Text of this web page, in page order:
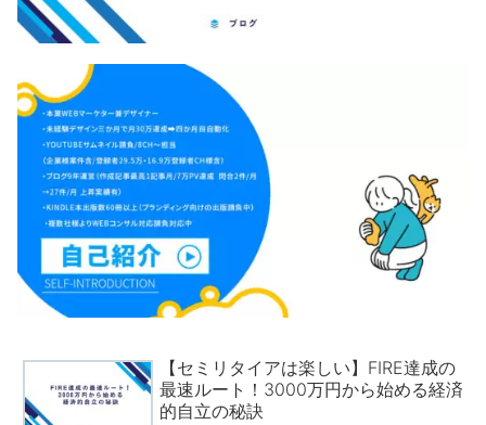
【セミリタイアは楽しい】FIRE達成の
最速ルート！3000万円から始める経済
的自立の秘訣